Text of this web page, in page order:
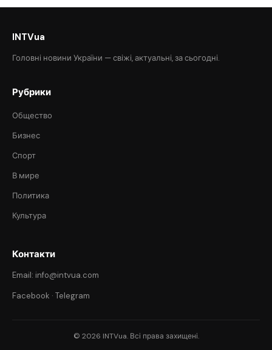
INTVua
Головні новини України — свіжі, актуальні, за сьогодні.
Рубрики
Общество
Бизнес
Спорт
В мире
Политика
Культура
Контакти
Email: info@intvua.com
Facebook · Telegram
© 2026 INTVua. Всі права захищені.